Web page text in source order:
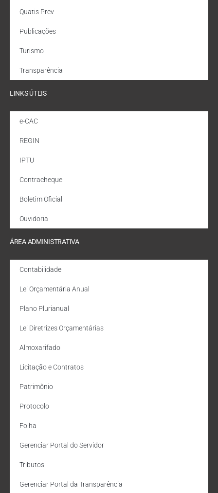
Quatis Prev
Publicações
Turismo
Transparência
LINKS ÚTEIS
e-CAC
REGIN
IPTU
Contracheque
Boletim Oficial
Ouvidoria
ÁREA ADMINISTRATIVA
Contabilidade
Lei Orçamentária Anual
Plano Plurianual
Lei Diretrizes Orçamentárias
Almoxarifado
Licitação e Contratos
Patrimônio
Protocolo
Folha
Gerenciar Portal do Servidor
Tributos
Gerenciar Portal da Transparência